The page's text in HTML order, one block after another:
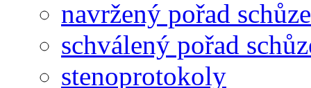
navržený pořad schůze
schválený pořad
stenoprotokoly